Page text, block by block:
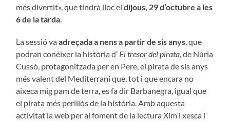
més divertit», que tindrà lloc eldijous, 29 d’octubre a les
6 de la tarda
La sessió vaadreçada a nens a partir de sis anys , que
podran conèixer la història d’ El tresor del pirata , de Núria
Cussó, protagonitzada per en Pere, el pirata de sis anys
més valent del Mediterrani que, tot i que encara no
aixeca mig pam de terra, es fa dir Barbanegra, igual que
el pirata més perillós de la història. Amb aquesta
activitat la web per al foment de la lectura Xim i xesca i